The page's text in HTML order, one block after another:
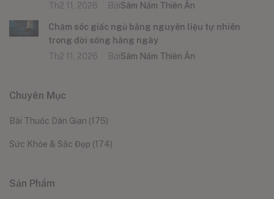
Th2 11, 2026
BởiSâm Nấm Thiên Ân
Chăm sóc giấc ngủ bằng nguyên liệu tự nhiên
trong đời sống hằng ngày
Th2 11, 2026
BởiSâm Nấm Thiên Ân
Chuyên Mục
Bài Thuốc Dân Gian (175)
Sức Khỏe & Sắc Đẹp (174)
Sản Phẩm